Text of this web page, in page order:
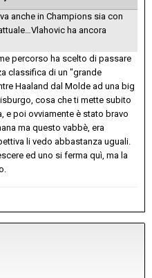
anche in Champions sia con
ha ancora
percorso ha scelto di passare
classifica di un "grande
Haaland dal Molde ad una big
cosa che ti mette subito
e poi ovviamente è stato bravo
ma questo vabbè, era
li vedo abbastanza uguali.
ed uno si ferma quì, ma la